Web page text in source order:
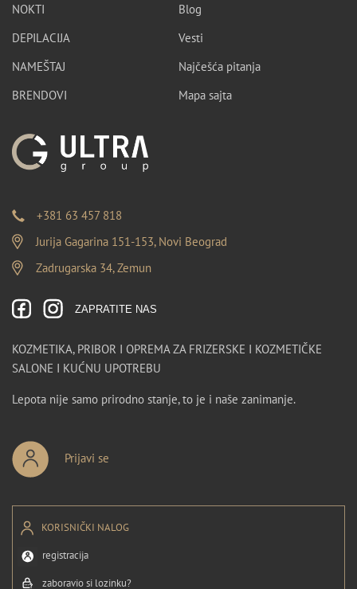
NOKTI
DEPILACIJA
NAMEŠTAJ
BRENDOVI
Blog
Vesti
Najčešća pitanja
Mapa sajta
+381 63 457 818
Jurija Gagarina 151-153, Novi Beograd
Zadrugarska 34, Zemun
ZAPRATITE NAS
KOZMETIKA, PRIBOR I OPREMA ZA FRIZERSKE I KOZMETIČKE
SALONE I KUĆNU UPOTREBU
Lepota nije samo prirodno stanje, to je i naše zanimanje.
Prijavi se
KORISNIČKI NALOG
registracija
zaboravio si lozinku?